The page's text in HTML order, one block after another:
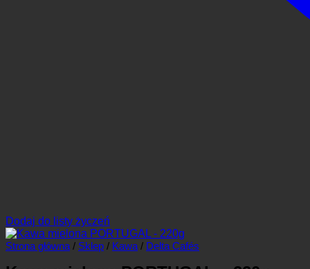
Dodaj do listy życzeń
Strona główna / Sklep / Kawa / Delta Cafés